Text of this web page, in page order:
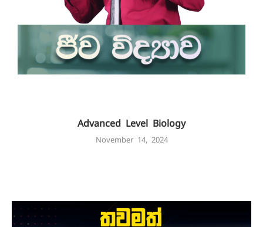
Advanced Level Biology
November 14, 2024